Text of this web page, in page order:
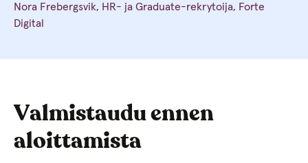
Nora Frebergsvik, HR- ja Graduate-rekrytoija, Forte
Digital
Valmistaudu ennen
aloittamista